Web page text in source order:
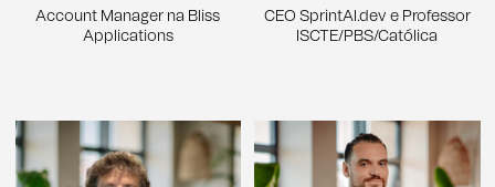
Account Manager na Bliss
Applications
CEO SprintAI.dev e Professor
ISCTE/PBS/Católica